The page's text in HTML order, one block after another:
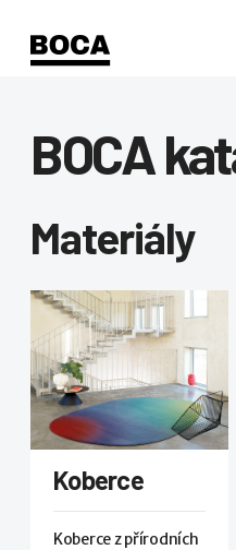
BOCA
Materiály
Koberce
Koberce z přírodních